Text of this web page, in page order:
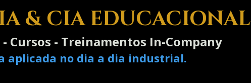
& CIA EDUCACIONAL
- Cursos - Treinamentos In-Company
aplicada no dia a dia industrial.